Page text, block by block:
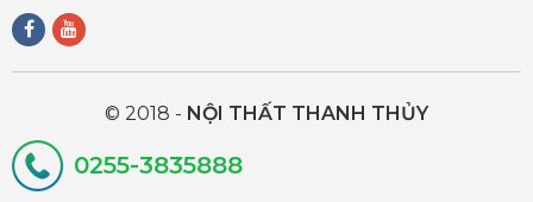
0255-3835888
© 2018 - NỘI THẤT THANH THỦY